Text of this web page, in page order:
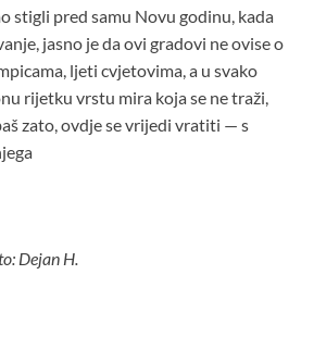
stigli pred samu Novu godinu, kada
jasno je da ovi gradovi ne ovise o
ljeti cvjetovima, a u svako
rijetku vrstu mira koja se ne traži,
zato, ovdje se vrijedi vratiti — s
Dejan H.